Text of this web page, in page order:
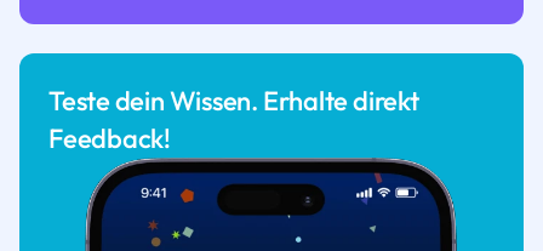
Teste dein Wissen. Erhalte direkt
Feedback!